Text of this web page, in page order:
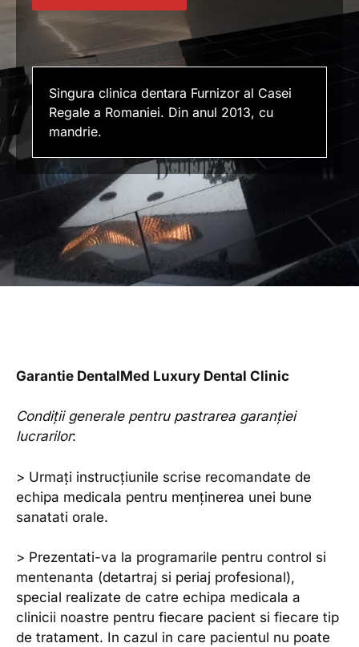
Singura clinica dentara Furnizor al Casei
Regale a Romaniei. Din anul 2013, cu
mandrie.
Garantie DentalMed Luxury Dental Clinic
Condiții generale pentru pastrarea garanției
lucrarilor:
> Urmați instrucțiunile scrise recomandate de
echipa medicala pentru menținerea unei bune
sanatati orale.
> Prezentati-va la programarile pentru control si
mentenanta (detartraj si periaj profesional),
special realizate de catre echipa medicala a
clinicii noastre pentru fiecare pacient si fiecare tip
de tratament. In cazul in care pacientul nu poate